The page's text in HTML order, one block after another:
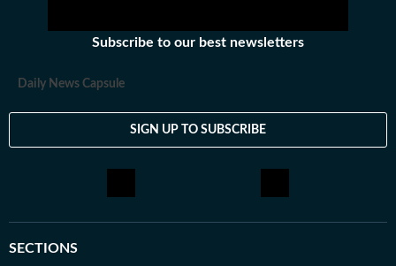
থেকে। এরপর কলকাতা বিশ্ববিদ্যালয় থেকে একই বিষয়ে স্নাতকোত্তর ডিগ্রি
বই পড়ে এবং বিভিন্ন বিষয়ে ডকুমেন্টারি দেখে।
Subscribe to our best newsletters
Daily News Capsule
SIGN UP TO SUBSCRIBE
SECTIONS